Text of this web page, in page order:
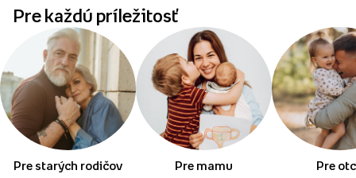
Pre každú príležitosť
Pre starých rodičov Pre mamu Pre